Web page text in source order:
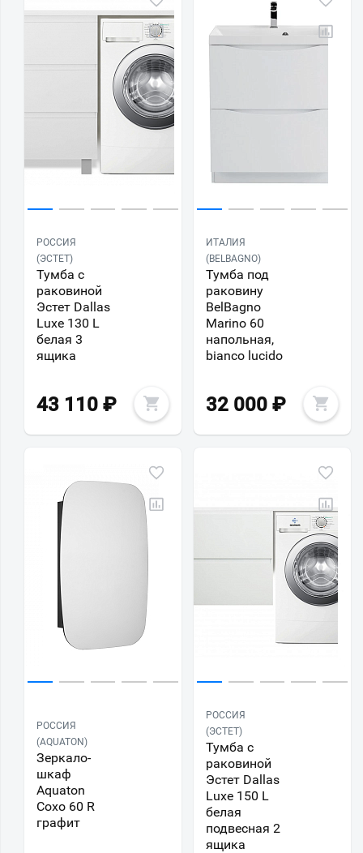
РОССИЯ
(ЭСТЕТ)
Тумба с
раковиной
Эстет Dallas
Luxe 130 L
белая 3
ящика
43 110 ₽
ИТАЛИЯ
(BELBAGNO)
Тумба под
раковину
BelBagno
Marino 60
напольная,
bianco lucido
32 000 ₽
РОССИЯ
(AQUATON)
Зеркало-
шкаф
Aquaton
Сохо 60 R
графит
РОССИЯ
(ЭСТЕТ)
Тумба с
раковиной
Эстет Dallas
Luxe 150 L
белая
подвесная 2
ящика